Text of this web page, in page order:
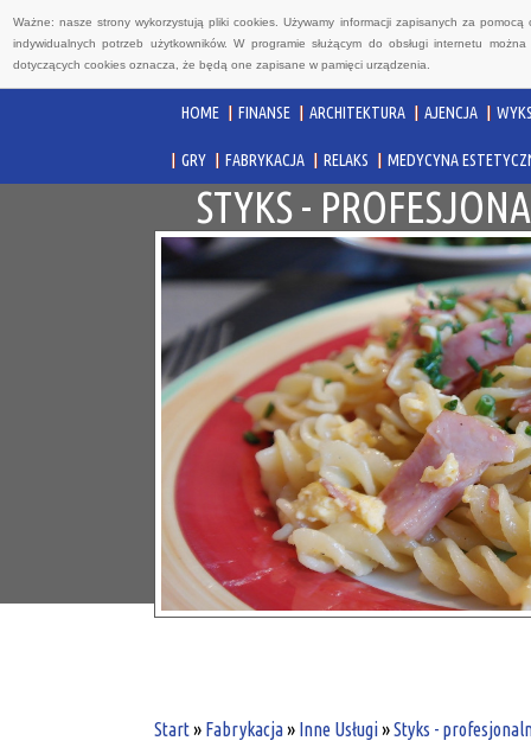
Ważne: nasze strony wykorzystują pliki cookies. Używamy informacji zapisanych za
indywidualnych potrzeb użytkowników. W programie służącym do obsługi internetu
dotyczących cookies oznacza, że będą one zapisane w pamięci urządzenia.
HOME FINANSE ARCHITEKTURA AJENCJA
GRY FABRYKACJA RELAKS MEDYCYNA
STYKS -
Start» Fabrykacja» Inne Usługi»Styks -